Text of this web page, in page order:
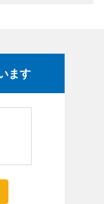
ます